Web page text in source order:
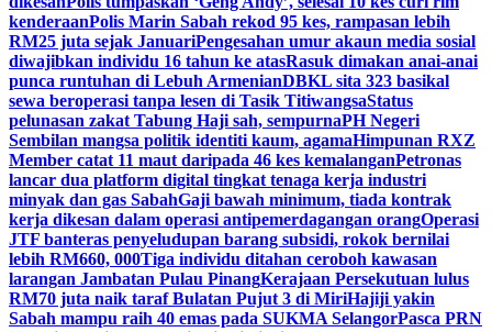
kenderaanPolis Marin Sabah rekod 95 kes, rampasan lebih
RM25 juta sejak JanuariPengesahan umur akaun media sosial
diwajibkan individu 16 tahun ke atasRasuk dimakan anai-anai
punca runtuhan di Lebuh ArmenianDBKL sita 323 basikal
sewa beroperasi tanpa lesen di Tasik TitiwangsaStatus
pelunasan zakat Tabung Haji sah, sempurnaPH Negeri
Sembilan mangsa politik identiti kaum, agamaHimpunan RXZ
Member catat 11 maut daripada 46 kes kemalanganPetronas
lancar dua platform digital tingkat tenaga kerja industri
minyak dan gas SabahGaji bawah minimum, tiada kontrak
kerja dikesan dalam operasi antipemerdagangan orangOperasi
JTF banteras penyeludupan barang subsidi, rokok bernilai
lebih RM660, 000Tiga individu ditahan ceroboh kawasan
larangan Jambatan Pulau PinangKerajaan Persekutuan lulus
RM70 juta naik taraf Bulatan Pujut 3 di MiriHajiji yakin
Sabah mampu raih 40 emas pada SUKMA SelangorPasca PRN